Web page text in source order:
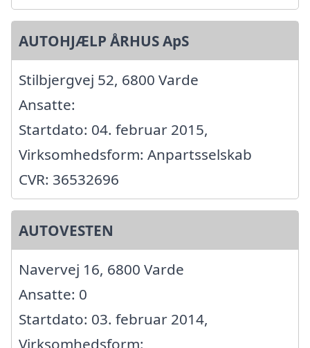
AUTOHJÆLP ÅRHUS ApS
Stilbjergvej 52, 6800 Varde
Ansatte:
Startdato: 04. februar 2015,
Virksomhedsform: Anpartsselskab
CVR: 36532696
AUTOVESTEN
Navervej 16, 6800 Varde
Ansatte: 0
Startdato: 03. februar 2014,
Virksomhedsform: